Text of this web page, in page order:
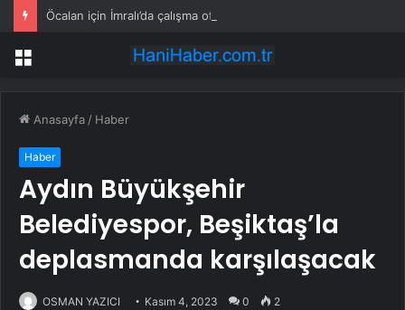
Öcalan için İmralı’da çalışma ofisi mi kuruldu?
Menü
Anasayfa / Haber
Haber
Aydın Büyükşehir
Belediyespor, Beşiktaş’la
deplasmanda karşılaşacak
OSMAN YAZICI Kasım 4, 2023 0 2